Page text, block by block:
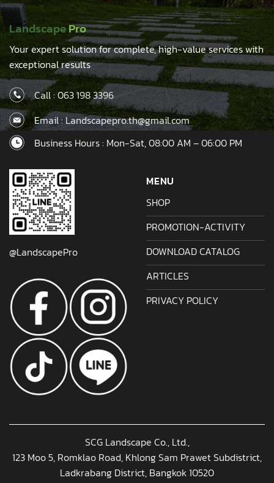
LandscapePro
Your expert solution for complete, high-value services with
exceptional results
Call :063 198 3396
Email : Landscapepro.th@gmail.com
Business Hours : Mon-Sat, 08:00 AM – 06:00 PM
@LandscapePro
MENU
SHOP
PROMOTION-ACTIVITY
DOWNLOAD CATALOG
ARTICLES
PRIVACY POLICY
SCG Landscape Co., Ltd.,
123 Moo 5, Romklao Road, Khlong Sam Prawet Subdistrict,
Ladkrabang District, Bangkok 10520